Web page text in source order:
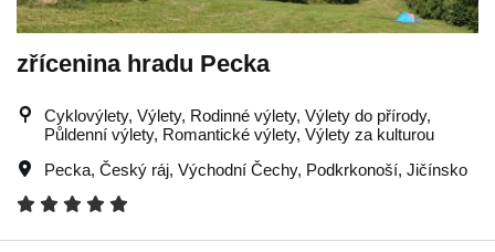
zřícenina hradu Pecka
Cyklovýlety, Výlety, Rodinné výlety, Výlety do přírody,
Půldenní výlety, Romantické výlety, Výlety za kulturou
Pecka, Český ráj, Východní Čechy, Podkrkonoší, Jičínsko